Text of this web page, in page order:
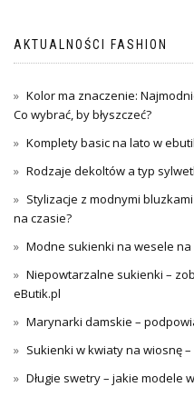
AKTUALNOŚCI FASHION
Kolor ma znaczenie:
Co wybrać, by błyszczeć?
Komplety basic na lato w
Rodzaje dekoltów a typ
Stylizacje z modnymi
na czasie?
Modne sukienki na wesele
Niepowtarzalne sukienki –
eButik.pl
Marynarki damskie –
Sukienki w kwiaty na wiosnę
Długie swetry – jakie modele